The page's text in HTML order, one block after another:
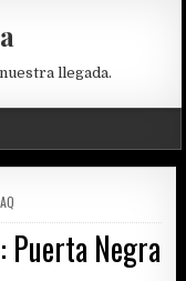
llegada.
Puerta Negra